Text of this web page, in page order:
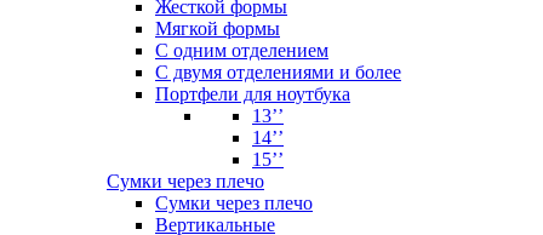
Жесткой формы
Мягкой формы
С одним отделением
С двумя отделениями и более
Портфели для ноутбука
13’’
14’’
15’’
Сумки через плечо
Сумки через плечо
Вертикальные